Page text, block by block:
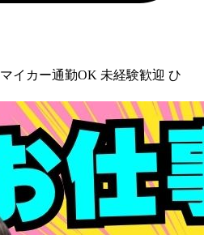
マイカー通勤OK 未経験歓迎 ひ